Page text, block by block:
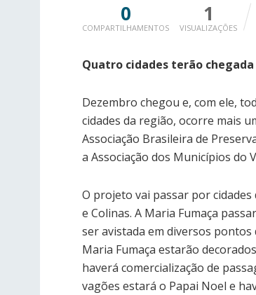
0
COMPARTILHAMENTOS
1
VISUALIZAÇÕES
Quatro cidades terão
Dezembro chegou e, com ele,
cidades da região, ocorre mais
Associação Brasileira de
a Associação dos Municípios do
O projeto vai passar por cidades
e Colinas. A Maria Fumaça
ser avistada em diversos
Maria Fumaça estarão
haverá comercialização de
vagões estará o Papai Noel e